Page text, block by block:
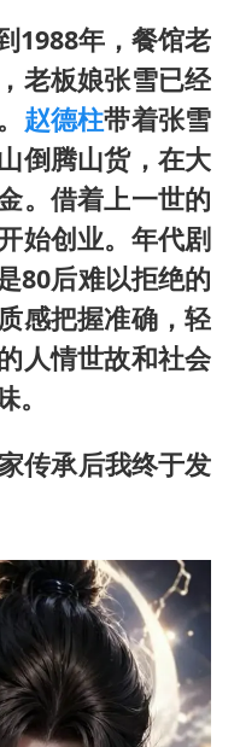
1988年，餐馆老
老板娘张雪已经
赵德柱带着张雪
倒腾山货，在大
。借着上一世的
始创业。年代剧
80后难以拒绝的
感把握准确，轻
人情世故和社会
传承后我终于发